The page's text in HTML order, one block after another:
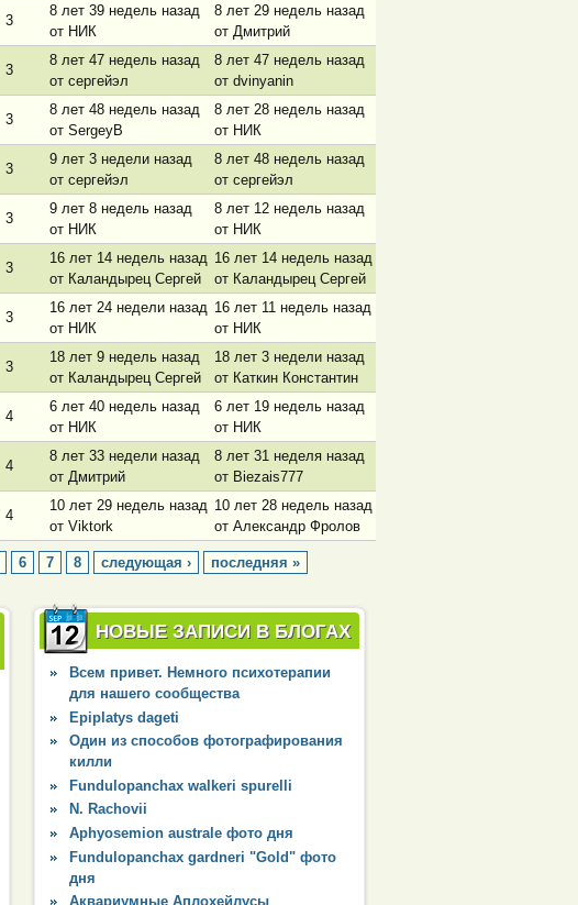
3
8 лет 39 недель назад
от НИК
8 лет 29 недель назад
от Дмитрий
3
8 лет 47 недель назад
от сергейэл
8 лет 47 недель назад
от dvinyanin
3
8 лет 48 недель назад
от SergeyB
8 лет 28 недель назад
от НИК
3
9 лет 3 недели назад
от сергейэл
8 лет 48 недель назад
от сергейэл
3
9 лет 8 недель назад
от НИК
8 лет 12 недель назад
от НИК
3
16 лет 14 недель назад
от Каландырец Сергей
16 лет 14 недель назад
от Каландырец Сергей
3
16 лет 24 недели назад
от НИК
16 лет 11 недель назад
от НИК
3
18 лет 9 недель назад
от Каландырец Сергей
18 лет 3 недели назад
от Каткин Константин
4
6 лет 40 недель назад
от НИК
6 лет 19 недель назад
от НИК
4
8 лет 33 недели назад
от Дмитрий
8 лет 31 неделя назад
от Biezais777
4
10 лет 29 недель назад
от Viktork
10 лет 28 недель назад
от Александр Фролов
6 7 8 следующая › последняя »
НОВЫЕ ЗАПИСИ В БЛОГАХ
Всем привет. Немного психотерапии
для нашего сообщества
Epiplatys dageti
Один из способов фотографирования
килли
Fundulopanchax walkeri spurelli
N. Rachovii
Aphyosemion australe фото дня
Fundulopanchax gardneri "Gold" фото
дня
Аквариумные Аплохейлусы